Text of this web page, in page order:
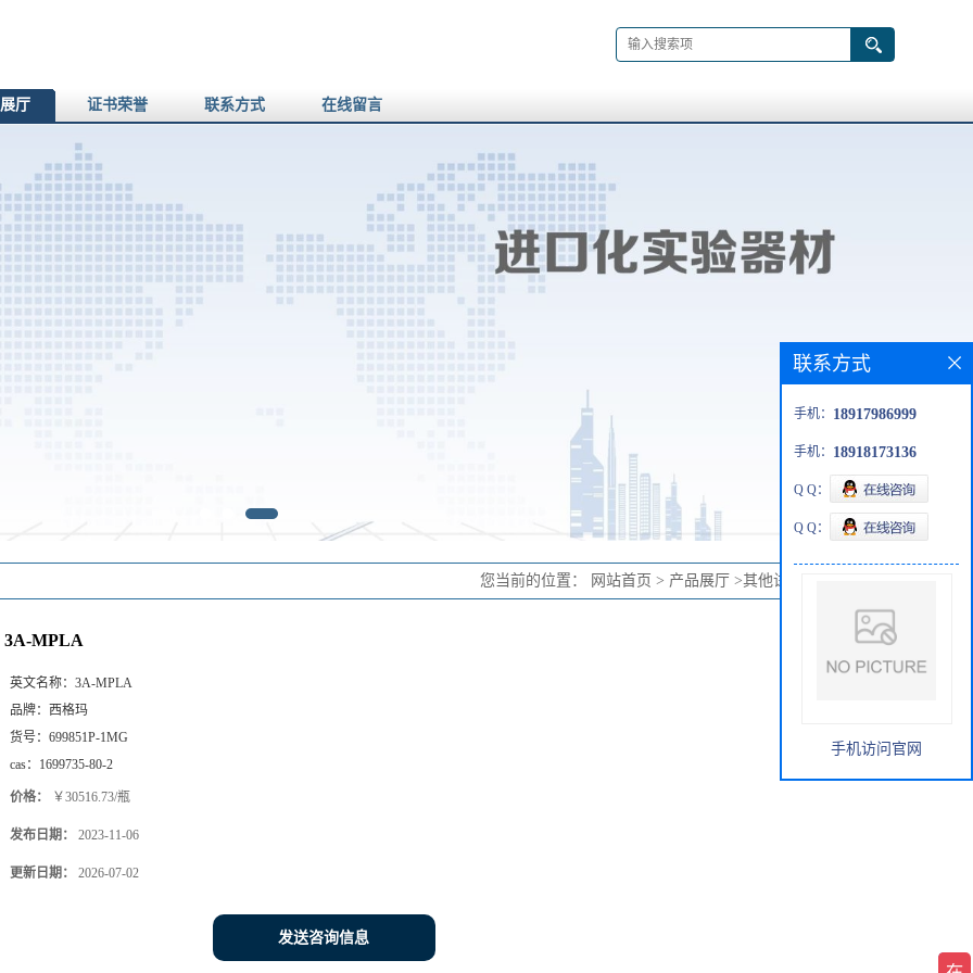
厅 证书荣誉 联系方式 在线留言
您当前的位置： 网站首页 > 产品展厅 >其他试剂
3A-MPLA
英文名称： 3A-MPLA
品牌： 西格玛
货号： 699851P-1MG
cas： 1699735-80-2
价格： ￥30516.73/瓶
发布日期： 2023-11-06
更新日期： 2026-07-02
发送咨询信息
联系方式
手机： 18917986999
手机： 18918173136
Q Q：
Q Q：
手机访问官网